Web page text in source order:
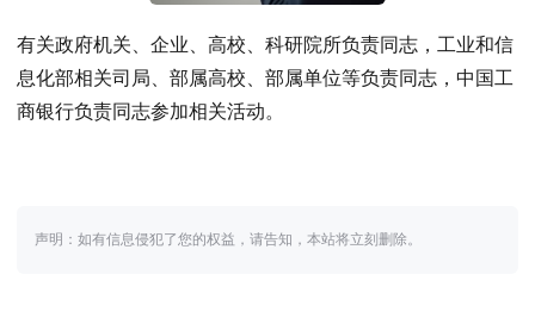
有关政府机关、企业、高校、科研院所负责同志，工业和信
息化部相关司局、部属高校、部属单位等负责同志，中国工
商银行负责同志参加相关活动。
声明：如有信息侵犯了您的权益，请告知，本站将立刻删除。